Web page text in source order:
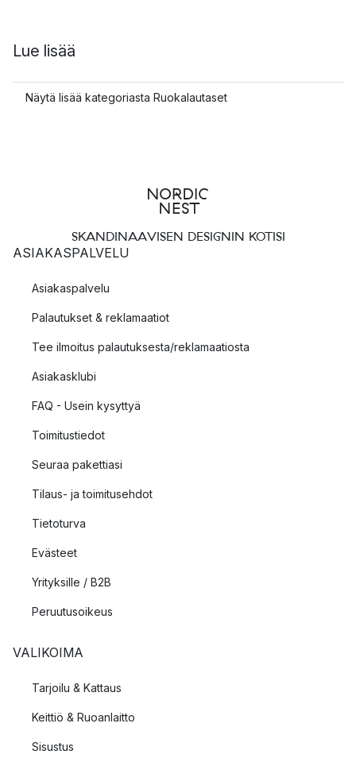
Lue lisää
Näytä lisää kategoriasta Ruokalautaset
SKANDINAAVISEN DESIGNIN KOTISI
ASIAKASPALVELU
Asiakaspalvelu
Palautukset & reklamaatiot
Tee ilmoitus palautuksesta/reklamaatiosta
Asiakasklubi
FAQ - Usein kysyttyä
Toimitustiedot
Seuraa pakettiasi
Tilaus- ja toimitusehdot
Tietoturva
Evästeet
Yrityksille / B2B
Peruutusoikeus
VALIKOIMA
Tarjoilu & Kattaus
Keittiö & Ruoanlaitto
Sisustus